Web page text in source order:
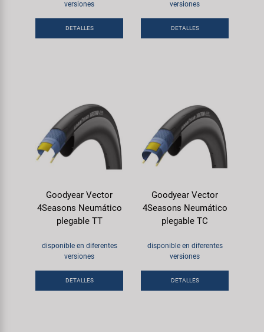
Transporte y Aparcamiento
Trail-Gator
Todas las marcas
versiones
DETALLES
versiones
DETALLES
Goodyear Vector
4Seasons Neumático
plegable TT
disponible en diferentes
versiones
DETALLES
Goodyear Vector
4Seasons Neumático
plegable TC
disponible en diferentes
versiones
DETALLES